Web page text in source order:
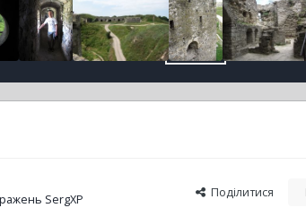
SergXP Поділитися